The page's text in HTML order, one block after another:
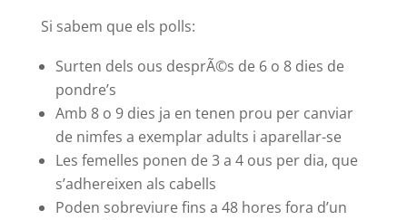
Si sabem que els polls:
Surten dels ous desprÃ©s de 6 o 8 dies de
pondre’s
Amb 8 o 9 dies ja en tenen prou per canviar
de nimfes a exemplar adults i aparellar-se
Les femelles ponen de 3 a 4 ous per dia, que
s’adhereixen als cabells
Poden sobreviure fins a 48 hores fora d’un